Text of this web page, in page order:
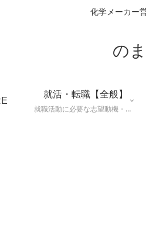
化学メーカー
の
就活・転職【全般】
就職活動に必要な志望動機・メールマナー・業界研究などに役立つ知識を公開するページ。